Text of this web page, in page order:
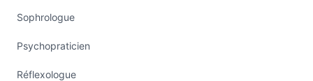
Sophrologue
Psychopraticien
Réflexologue